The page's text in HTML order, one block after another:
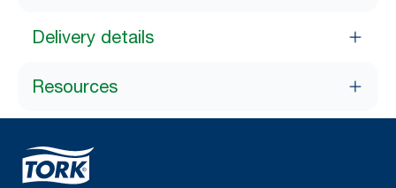
Delivery details
Resources